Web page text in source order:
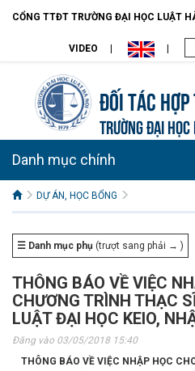
CỔNG TTĐT TRƯỜNG ĐẠI HỌC LUẬT
VIDEO
Đối tác
TRƯỜNG ĐẠI
Danh mục chính
DỰ ÁN, HỌC BỔNG
☰ Danh mục phụ (trượt sang phải → )
THÔNG BÁO VỀ VIỆC
CHƯƠNG TRÌNH THẠC
LUẬT ĐẠI HỌC KEIO,
Đăng vào 03/05/2018 15:40
THÔNG BÁO VỀ VIỆC NHẬP HỌC